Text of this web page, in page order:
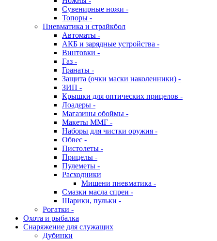
Сувенирные ножи -
Топоры -
Пневматика и страйкбол
Автоматы -
АКБ и зарядные устройства -
Винтовки -
Газ -
Гранаты -
Защита (очки маски наколенники) -
ЗИП -
Крышки для оптических прицелов -
Лоадеры -
Магазины обоймы -
Макеты ММГ -
Наборы для чистки оружия -
Обвес -
Пистолеты -
Прицелы -
Пулеметы -
Расходники
Мишени пневматика -
Смазки масла спреи -
Шарики, пульки -
Рогатки -
Охота и рыбалка
Снаряжение для служащих
Дубинки